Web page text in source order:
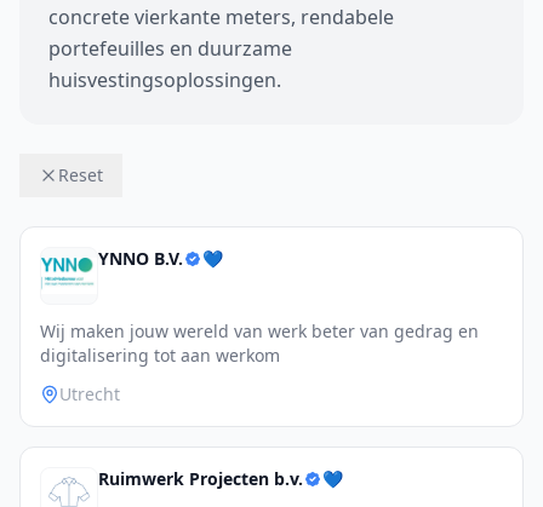
concrete vierkante meters, rendabele
portefeuilles en duurzame
huisvestingsoplossingen.
Reset
YNNO B.V. 💙
Wij maken jouw wereld van werk beter van gedrag en
digitalisering tot aan werkom
Utrecht
Ruimwerk Projecten b.v. 💙